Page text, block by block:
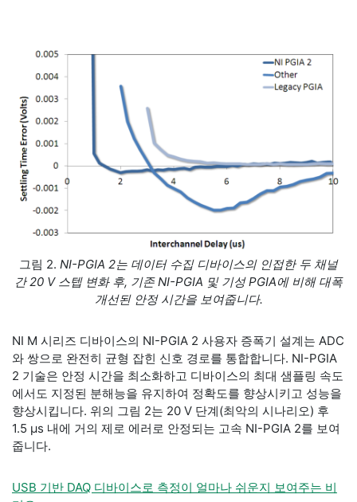
그림 2. NI-PGIA 2는 데이터 수집 디바이스의 인접한 두 채널
간 20 V 스텝 변화 후, 기존 NI-PGIA 및 기성 PGIA에 비해 대폭
개선된 안정 시간을 보여줍니다.
NI M 시리즈 디바이스의 NI-PGIA 2 사용자 증폭기 설계는 ADC
와 쌍으로 완전히 균형 잡힌 신호 경로를 통합합니다. NI-PGIA
2 기술은 안정 시간을 최소화하고 디바이스의 최대 샘플링 속도
에서도 지정된 분해능을 유지하여 정확도를 향상시키고 성능을
향상시킵니다. 위의 그림 2는 20 V 단계(최악의 시나리오) 후
1.5 μs 내에 거의 제로 에러로 안정되는 고속 NI-PGIA 2를 보여
줍니다.
USB 기반 DAQ 디바이스로 측정이 얼마나 쉬운지 보여주는 비